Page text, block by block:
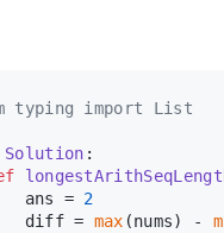
typing import List
Solution :
ans =
2
diff =
max (nums) -